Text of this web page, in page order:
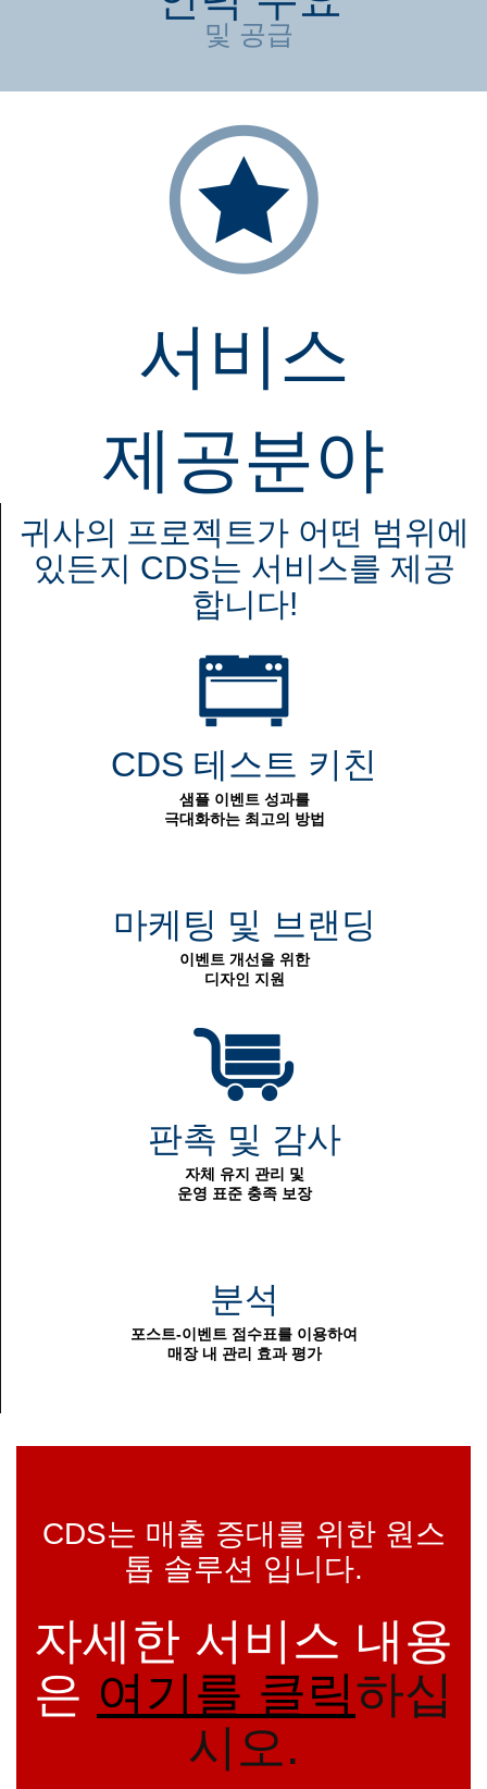
및 공급
서비스
제공분야
귀사의 프로젝트가 어떤 범위에
있든지 CDS는 서비스를 제공
합니다!
CDS 테스트 키친
샘플 이벤트 성과를
극대화하는 최고의 방법
마케팅 및 브랜딩
이벤트 개선을 위한
디자인 지원
판촉 및 감사
자체 유지 관리 및
운영 표준 충족 보장
분석
포스트-이벤트 점수표를 이용하여
매장 내 관리 효과 평가
CDS는 매출 증대를 위한 원스
톱 솔루션 입니다.
자세한 서비스 내용
은 여기를 클릭하십
시오.